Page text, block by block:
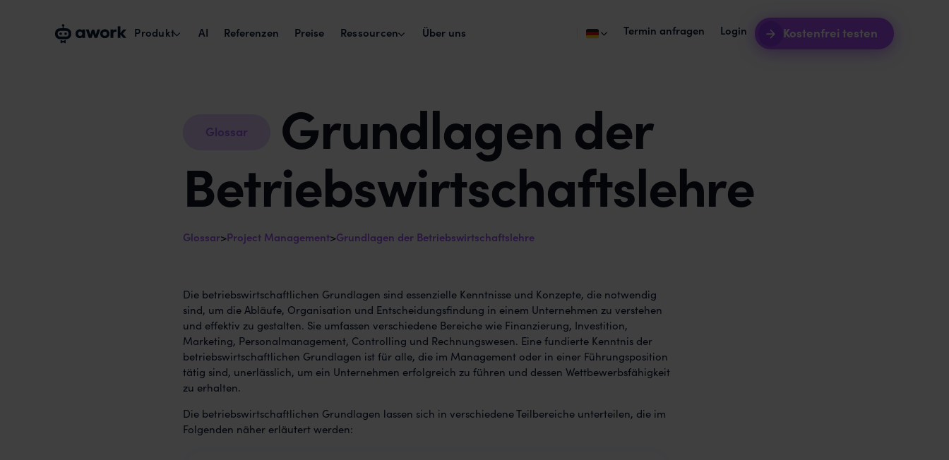
Produkt
Echte Verfügbarkeit verplanen.
awork Docs
Zeiterfassung & Reports
Billability maximieren.
Integrationen
Verknüpft awork mit euren Tools.
Woran wir gerade arbeiten.
AI Referenzen Preise Ressourcen
Jedes Jahr befragen wir die Agenturbranche, was sie im
Job glücklich macht.
Agency Happiness Club
Eventreihe zu Arbeitsglück und Teamarbeit in
Agenturen.
Über uns Termin anfragen Login Kostenfrei testen
Glossar Grundlagen der
Betriebswirtschaftslehre
Glossar>Project Management>Grundlagen der Betriebswirtschaftslehre
Die betriebswirtschaftlichen Grundlagen sind essenzielle Kenntnisse und Konzepte, die notwendig
sind, um die Abläufe, Organisation und Entscheidungsfindung in einem Unternehmen zu verstehen
und effektiv zu gestalten. Sie umfassen verschiedene Bereiche wie Finanzierung, Investition,
Marketing, Personalmanagement, Controlling und Rechnungswesen. Eine fundierte Kenntnis der
betriebswirtschaftlichen Grundlagen ist für alle, die im Management oder in einer Führungsposition
tätig sind, unerlässlich, um ein Unternehmen erfolgreich zu führen und dessen Wettbewerbsfähigkeit
zu erhalten.
Die betriebswirtschaftlichen Grundlagen lassen sich in verschiedene Teilbereiche unterteilen, die im
Folgenden näher erläutert werden: